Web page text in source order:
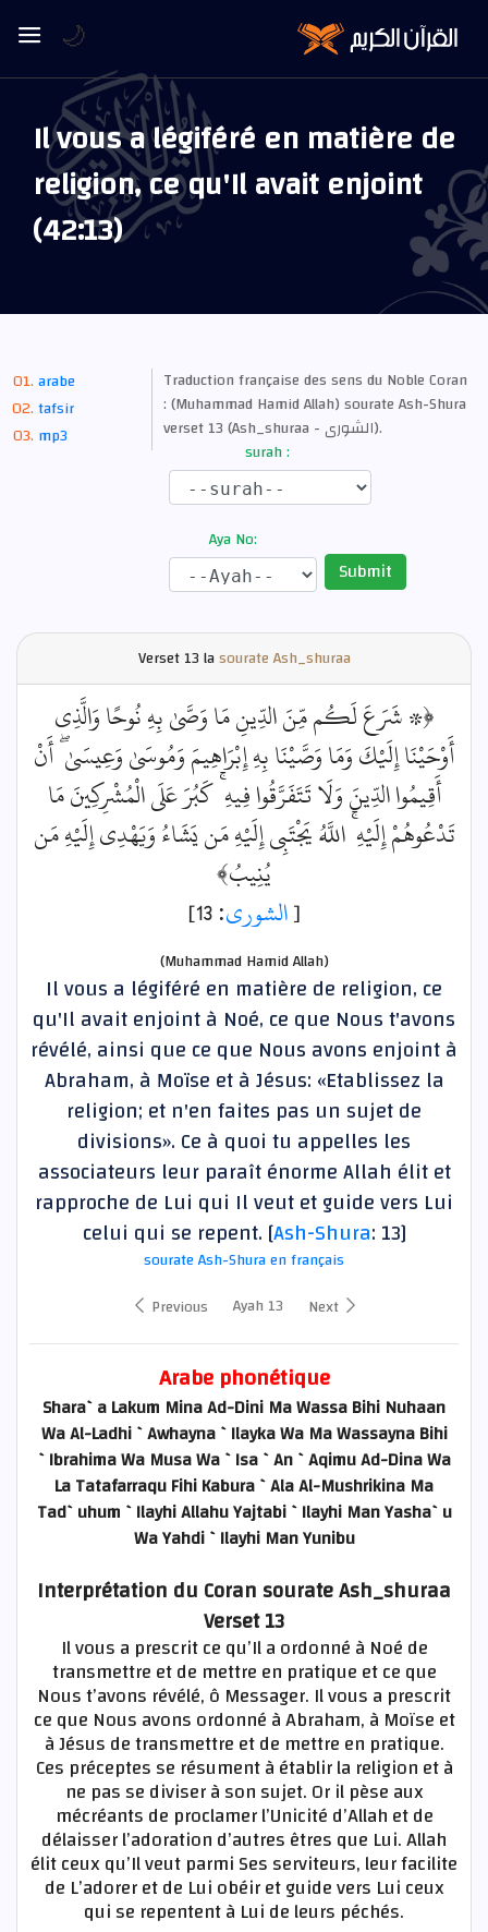
Il vous a légiféré en matière de
religion, ce qu'Il avait enjoint
(42:13)
arabe
tafsir
mp3
Traduction française des sens du Noble Coran
: (Muhammad Hamid Allah) sourate Ash-Shura
verset 13 (Ash_shuraa - الشورى).
surah :
Aya No:
Submit
Verset13 lasourate Ash_shuraa
﴿۞ شَرَعَ لَكُم مِّنَ الدِّينِ مَا وَصَّىٰ بِهِ نُوحًا وَالَّذِي
أَوْحَيْنَا إِلَيْكَ وَمَا وَصَّيْنَا بِهِ إِبْرَاهِيمَ وَمُوسَىٰ وَعِيسَىٰ ۖ أَنْ
أَقِيمُوا الدِّينَ وَلَا تَتَفَرَّقُوا فِيهِ ۚ كَبُرَ عَلَى الْمُشْرِكِينَ مَا
تَدْعُوهُمْ إِلَيْهِ ۚ اللَّهُ يَجْتَبِي إِلَيْهِ مَن يَشَاءُ وَيَهْدِي إِلَيْهِ مَن
يُنِيبُ﴾
[الشورى: 13]
(Muhammad Hamid Allah)
Il vous a légiféré en matière de religion, ce
qu'Il avait enjoint à Noé, ce que Nous t'avons
révélé, ainsi que ce que Nous avons enjoint à
Abraham, à Moïse et à Jésus: «Etablissez la
religion; et n'en faites pas un sujet de
divisions». Ce à quoi tu appelles les
associateurs leur paraît énorme Allah élit et
rapproche de Lui qui Il veut et guide vers Lui
celui qui se repent. [Ash-Shura: 13]
sourate Ash-Shura en français
Previous
Ayah 13 Next
Arabe phonétique
Shara`a Lakum Mina Ad-Dini Ma Wassa Bihi Nuhaan
Wa Al-Ladhi `Awhayna `Ilayka Wa Ma Wassayna Bihi
`Ibrahima Wa Musa Wa `Isa `An `Aqimu Ad-Dina Wa
La Tatafarraqu Fihi Kabura `Ala Al-Mushrikina Ma
Tad`uhum `Ilayhi Allahu Yajtabi `Ilayhi Man Yasha`u
Wa Yahdi `Ilayhi Man Yunibu
Interprétation du Coran sourate Ash_shuraa
Verset 13
Il vous a prescrit ce qu’Il a ordonné à Noé de
transmettre et de mettre en pratique et ce que
Nous t’avons révélé, ô Messager. Il vous a prescrit
ce que Nous avons ordonné à Abraham, à Moïse et
à Jésus de transmettre et de mettre en pratique.
Ces préceptes se résument à établir la religion et à
ne pas se diviser à son sujet. Or il pèse aux
mécréants de proclamer l’Unicité d’Allah et de
délaisser l’adoration d’autres êtres que Lui. Allah
élit ceux qu’Il veut parmi Ses serviteurs, leur facilite
de L’adorer et de Lui obéir et guide vers Lui ceux
qui se repentent à Lui de leurs péchés.
🌙